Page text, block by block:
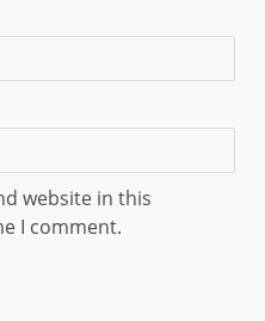
website in this
I comment.